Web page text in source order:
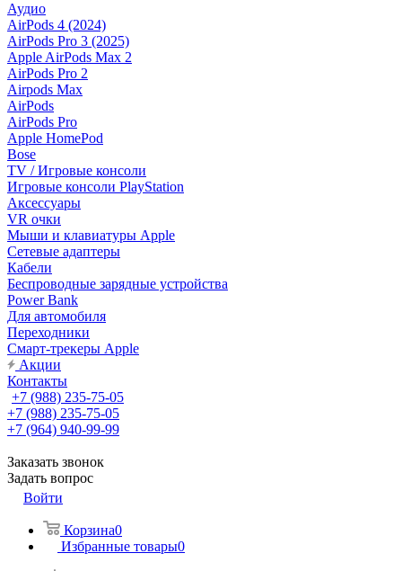
Аудио
AirPods 4 (2024)
AirPods Pro 3 (2025)
Apple AirPods Max 2
AirPods Pro 2
Airpods Max
AirPods
AirPods Pro
Apple HomePod
Bose
TV / Игровые консоли
Игровые консоли PlayStation
Аксессуары
VR очки
Мыши и клавиатуры Apple
Сетевые адаптеры
Кабели
Беспроводные зарядные устройства
Power Bank
Для автомобиля
Переходники
Смарт-трекеры Apple
Акции
Контакты
+7 (988) 235-75-05
+7 (988) 235-75-05
+7 (964) 940-99-99
Заказать звонок
Задать вопрос
Войти
Корзина0
Избранные товары0